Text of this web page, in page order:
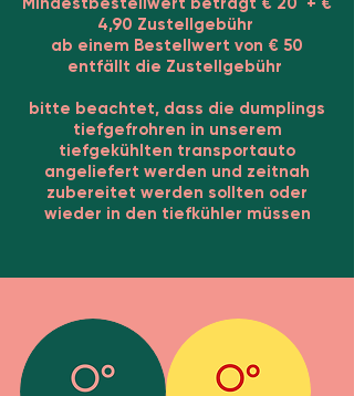
4,90 Zustellgebühr
ab einem Bestellwert von € 50
entfällt die Zustellgebühr
bitte beachtet, dass die dumplings
tiefgefrohren in unserem
tiefgekühlten transportauto
angeliefert werden und zeitnah
zubereitet werden sollten oder
wieder in den tiefkühler müssen